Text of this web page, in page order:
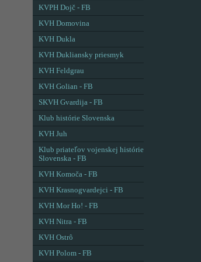
KVPH Dojč - FB
KVH Domovina
KVH Dukla
KVH Dukliansky priesmyk
KVH Feldgrau
KVH Golian - FB
SKVH Gvardija - FB
Klub histórie Slovenska
KVH Juh
Klub priateľov vojenskej histórie
Slovenska - FB
KVH Komoča - FB
KVH Krasnogvardejci - FB
KVH Mor Ho! - FB
KVH Nitra - FB
KVH Ostrô
KVH Polom - FB